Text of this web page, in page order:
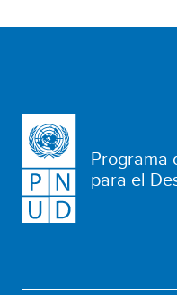
Programa
para el